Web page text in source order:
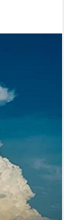
ビルド